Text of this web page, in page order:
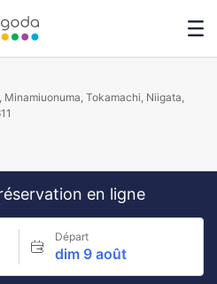
Minamiuonuma, Tokamachi, Niigata,
en ligne
Départ
dim 9 août